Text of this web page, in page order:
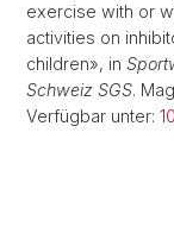
exercise with or
activities on
children», in
Schweiz SGS.
Verfügbar unter: